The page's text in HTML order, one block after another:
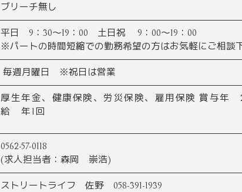
ブリーチ無し
平日 9：30～19：00 土日祝 9：00～19：00
※パートの時間短縮での勤務希望の方はお気軽にご相談
毎週月曜日 ※祝日は営業
厚生年金、健康保険、労災保険、雇用保険 賞与
給 年1回
0562-57-0118
(求人担当者：森岡 崇浩)
ストリートライフ 佐野 058-391-1939